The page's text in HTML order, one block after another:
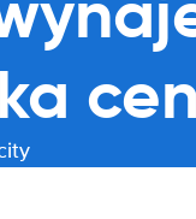
cen